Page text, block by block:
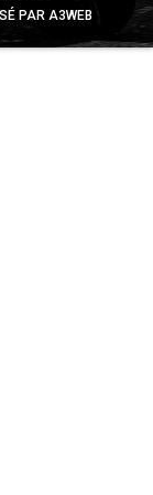
PAR A3WEB